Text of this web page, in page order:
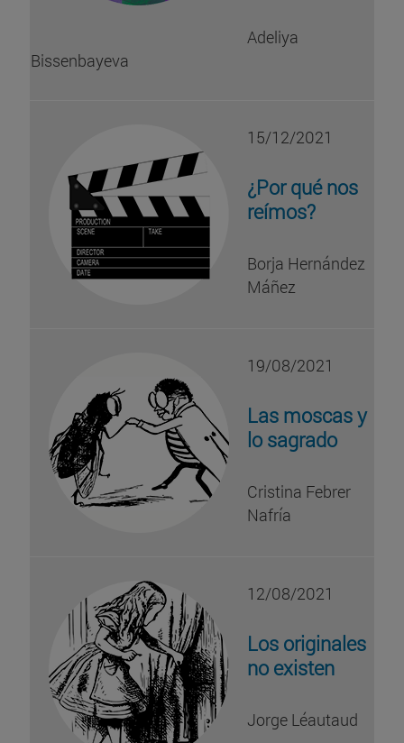
Adeliya
Bissenbayeva
15/12/2021
¿Por qué nos
reímos?
Borja Hernández
Máñez
19/08/2021
Las moscas y
lo sagrado
Cristina Febrer
Nafría
12/08/2021
Los originales
no existen
Jorge Léautaud